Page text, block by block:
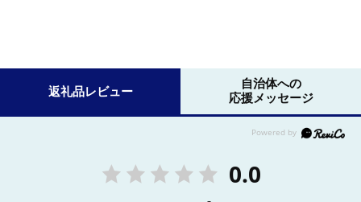
返礼品レビュー
自治体への
応援メッセージ
0.0